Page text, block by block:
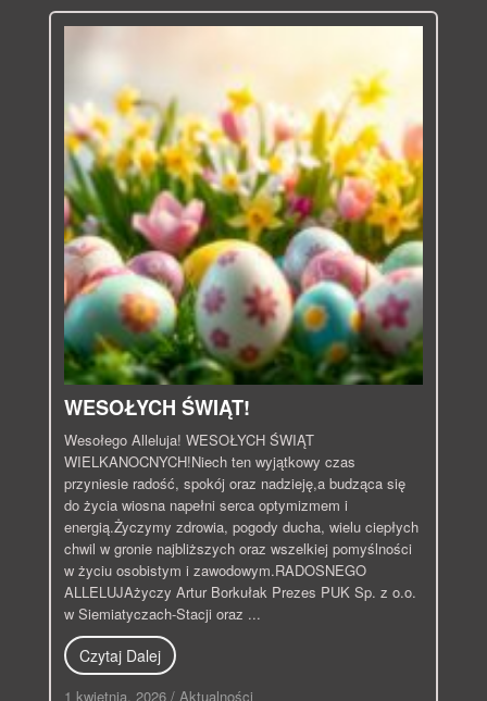
WESOŁYCH ŚWIĄT!
Wesołego Alleluja! WESOŁYCH ŚWIĄT
WIELKANOCNYCH!Niech ten wyjątkowy czas
przyniesie radość, spokój oraz nadzieję,a budząca się
do życia wiosna napełni serca optymizmem i
energią.Życzymy zdrowia, pogody ducha, wielu ciepłych
chwil w gronie najbliższych oraz wszelkiej pomyślności
w życiu osobistym i zawodowym.RADOSNEGO
ALLELUJAżyczy Artur Borkułak Prezes PUK Sp. z o.o.
w Siemiatyczach-Stacji oraz ...
Czytaj Dalej
1 kwietnia, 2026 / Aktualności